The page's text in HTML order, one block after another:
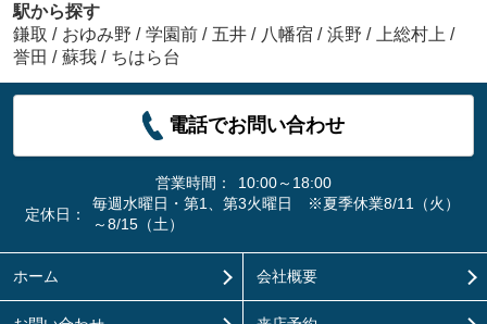
駅から探す
鎌取 / おゆみ野 / 学園前 / 五井 / 八幡宿 / 浜野 / 上総村上 /
誉田 / 蘇我 / ちはら台
電話でお問い合わせ
営業時間：
10:00～18:00
定休日：
毎週水曜日・第1、第3火曜日 ※夏季休業8/11（火）
～8/15（土）
ホーム 会社概要